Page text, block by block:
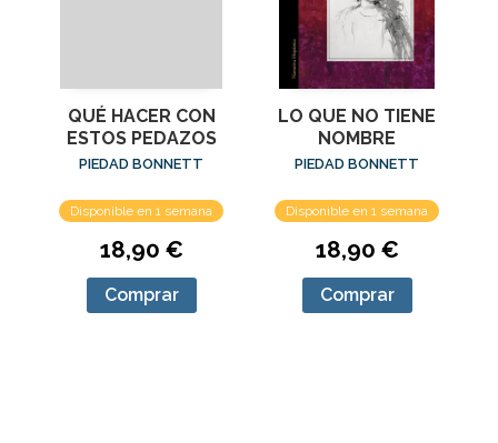
QUÉ HACER CON
ESTOS PEDAZOS
PIEDAD BONNETT
Disponible en 1 semana
18,90 €
Comprar
LO QUE NO TIENE
NOMBRE
PIEDAD BONNETT
Disponible en 1 semana
18,90 €
Comprar